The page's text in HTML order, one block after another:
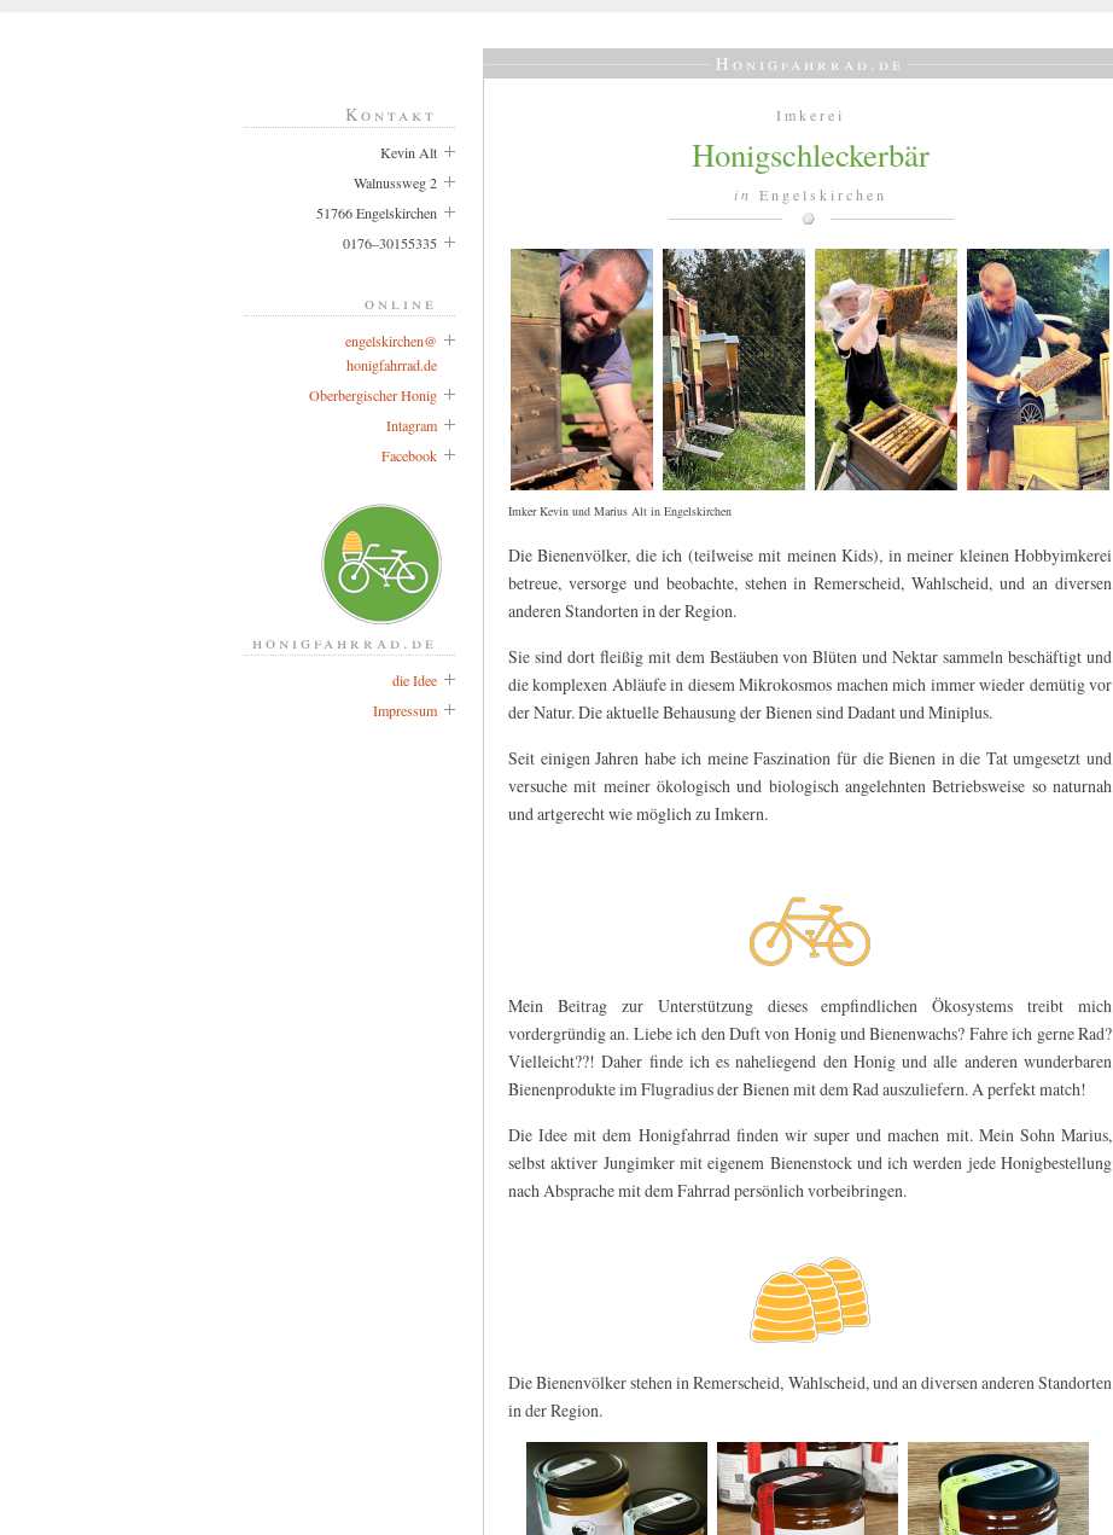
Honigfahrrad.de
Imkerei
Honigschleckerbär
in Engelskirchen
Imker Kevin und Marius Alt in Engelskirchen
Die Bienenvölker, die ich (teilweise mit meinen Kids), in meiner kleinen Hobbyimkerei
betreue, versorge und beobachte, stehen in Remerscheid, Wahlscheid, und an diversen
anderen Standorten in der Region.
Sie sind dort fleißig mit dem Bestäuben von Blüten und Nektar sammeln beschäftigt und
die komplexen Abläufe in diesem Mikrokosmos machen mich immer wieder demütig vor
der Natur. Die aktuelle Behausung der Bienen sind Dadant und Miniplus.
Seit einigen Jahren habe ich meine Faszination für die Bienen in die Tat umgesetzt und
versuche mit meiner ökologisch und biologisch angelehnten Betriebsweise so naturnah
und artgerecht wie möglich zu Imkern.
Mein Beitrag zur Unterstützung dieses empfindlichen Ökosystems treibt mich
vordergründig an. Liebe ich den Duft von Honig und Bienenwachs? Fahre ich gerne Rad?
Vielleicht??! Daher finde ich es naheliegend den Honig und alle anderen wunderbaren
Bienenprodukte im Flugradius der Bienen mit dem Rad auszuliefern. A perfekt match!
Die Idee mit dem Honigfahrrad finden wir super und machen mit. Mein Sohn Marius,
selbst aktiver Jungimker mit eigenem Bienenstock und ich werden jede Honigbestellung
nach Absprache mit dem Fahrrad persönlich vorbeibringen.
Die Bienenvölker stehen in Remerscheid, Wahlscheid, und an diversen anderen Standorten
in der Region.
Kontakt
Kevin Alt
Walnussweg 2
51766 Engelskirchen
0176–30155335
online
engelskirchen@
honigfahrrad.de
Oberbergischer Honig
Intagram
Facebook
honigfahrrad.de
die Idee
Impressum